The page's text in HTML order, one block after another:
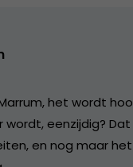
het wordt
wordt, eenzijdig? Dat
en nog maar